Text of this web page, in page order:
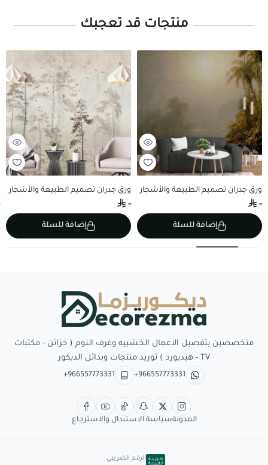
منتجات قد تعجبك
ورق جدران تصميم الطبيعة والأشجار
-
إضافة للسلة
ورق جدران تصميم الطبيعة والأشجار
-
إضافة للسلة
متخصصين بتفصيل الاعمال الخشبيه وغرف النوم ( خزائن - مكتبات
TV - هيدبورد ) توريد منتجات وبدائل الديكور
+966557773331
+966557773331
المدونةسياسة الاستبدال والاسترجاع
الرقم الضريبي